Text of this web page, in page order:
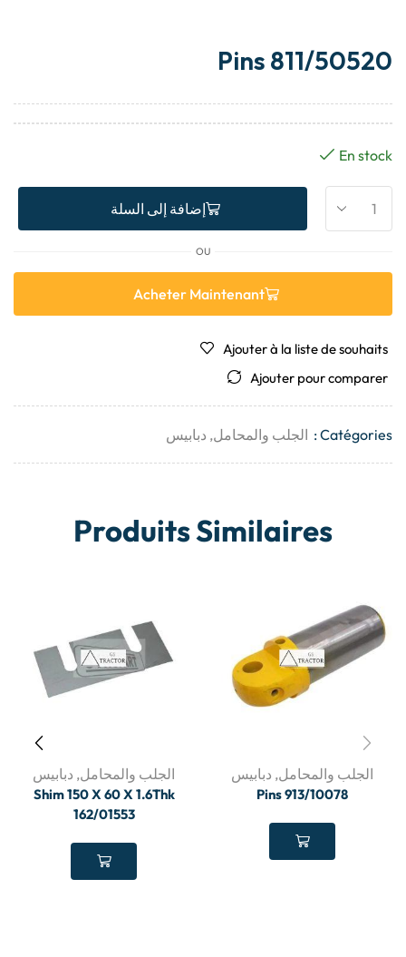
Pins 811/50520
En stock
إضافة إلى السلة
OU
Acheter Maintenant
Ajouter à la liste de souhaits
Ajouter pour comparer
Catégories : الجلب والمحامل, دبابيس
Produits Similaires
الجلب والمحامل, دبابيس
Pins 913/10078
الجلب والمحامل, دبابيس
Shim 150 X 60 X 1.6Thk
162/01553